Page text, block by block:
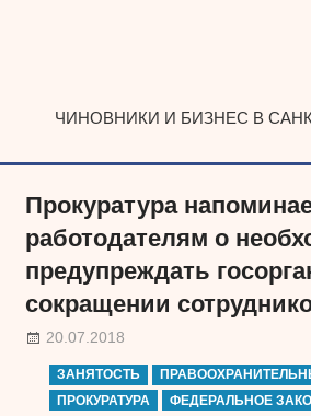
ЧИНОВНИКИ И БИЗНЕС В
Прокуратура
работодателям о
предупреждать
сокращении
20.07.2018
ЗАНЯТОСТЬ
ПРОКУРАТУРА
ФЕДЕРАЛЬНОЕ